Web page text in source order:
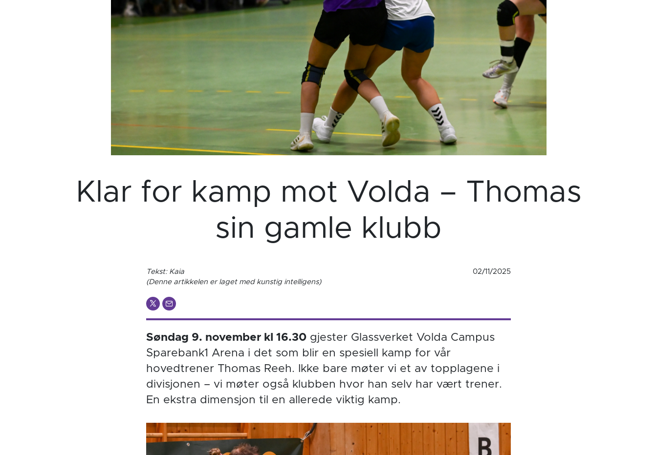
Klar for kamp mot Volda – Thomas
sin gamle klubb
Tekst: Kaia
02/11/2025
(Denne artikkelen er laget med kunstig intelligens)
Søndag 9. november kl 16.30 gjester Glassverket Volda Campus
Sparebank1 Arena i det som blir en spesiell kamp for vår
hovedtrener Thomas Reeh. Ikke bare møter vi et av topplagene i
divisjonen – vi møter også klubben hvor han selv har vært trener.
En ekstra dimensjon til en allerede viktig kamp.